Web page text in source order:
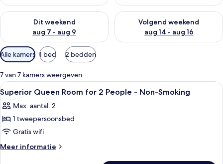
Dit weekend
aug 7 - aug 9
De beschikbaarheid controleren voor dit weekend aug 7 -
Volgend weekend
aug 14 - aug 16
De beschikbaarheid
Beschikbare
filters
voor
kamers
Alle kamers 1 bed 2 bedden
7 van 7 kamers weergeven
Alle
foto's
voor
Superior
Queen
Room
Een hotelkamer met een groot bed,
17
Superior Queen Room for 2 People - Non-Smoking
Max. aantal: 2
1 tweepersoonsbed
Gratis wifi
Meer informatie
Meer